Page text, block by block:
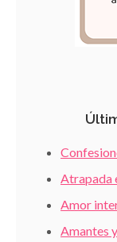
Atrapada
Amor
Amantes